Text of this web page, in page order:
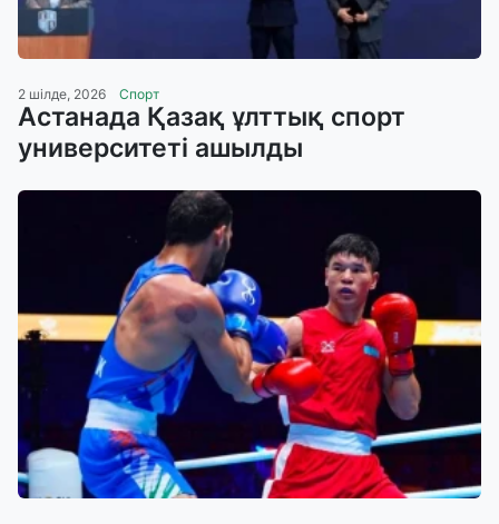
2 шілде, 2026 Спорт
Астанада Қазақ ұлттық спорт
университеті ашылды